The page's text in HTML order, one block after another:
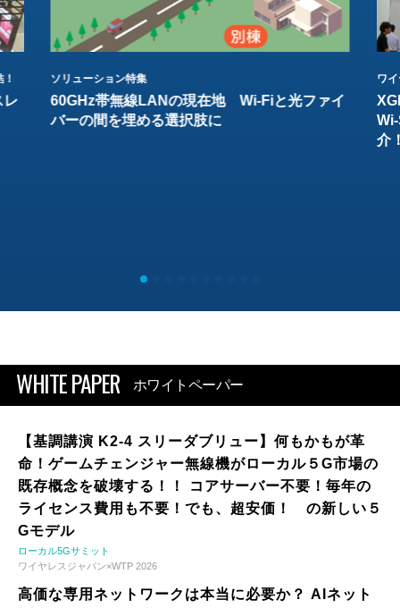
レ
ソリューション特集
60GHz帯無線LANの現在地 Wi-Fiと光ファイ
バーの間を埋める選択肢に
ワ
介
WHITE PAPER ホワイトペーパー
【基調講演 K2-4 スリーダブリュー】何もかもが革
命！ゲームチェンジャー無線機がローカル５G市場の
既存概念を破壊する！！ コアサーバー不要！毎年の
ライセンス費用も不要！でも、超安価！ の新しい５
Gモデル
ローカル5Gサミット
ワイヤレスジャパン×WTP 2026
高価な専用ネットワークは本当に必要か？ AIネット